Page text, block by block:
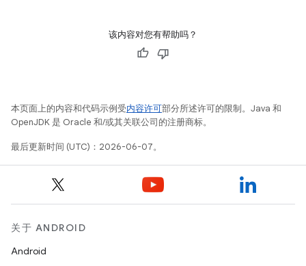
该内容对您有帮助吗？
本页面上的内容和代码示例受内容许可部分所述许可的限制。Java 和
OpenJDK 是 Oracle 和/或其关联公司的注册商标。
最后更新时间 (UTC)：2026-06-07。
关于 ANDROID
Android